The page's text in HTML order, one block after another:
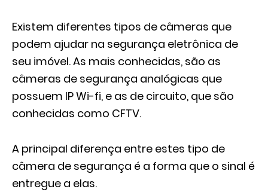
Existem diferentes tipos de câmeras que
podem ajudar na segurança eletrônica de
seu imóvel. As mais conhecidas, são as
câmeras de segurança analógicas que
possuem IP Wi-fi, e as de circuito, que são
conhecidas como CFTV.
A principal diferença entre estes tipo de
câmera de segurança é a forma que o sinal é
entregue a elas.